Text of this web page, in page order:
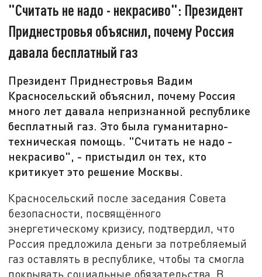
"Считать не надо - некрасиво": Президент
Приднестровья объяснил, почему Россия
давала бесплатный газ
Президент Приднестровья Вадим
Красносельский объяснил, почему Россия
много лет давала непризнанной республике
бесплатный газ. Это была гуманитарно-
техническая помощь. "Считать не надо -
некрасиво", - пристыдил он тех, кто
критикует это решение Москвы.
Красносельский после заседания Совета
безопасности, посвящённого
энергетическому кризису, подтвердил, что
Россия предложила деньги за потребляемый
газ оставлять в республике, чтобы та смогла
покрывать социальные обязательства. В